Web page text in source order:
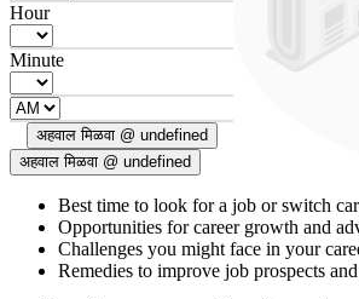
Hour
Minute
अहवाल मिळवा @ undefined
अहवाल मिळवा @ undefined
Best time to look for a job or switch
Opportunities for career growth and
Challenges you might face in your
Remedies to improve job prospects